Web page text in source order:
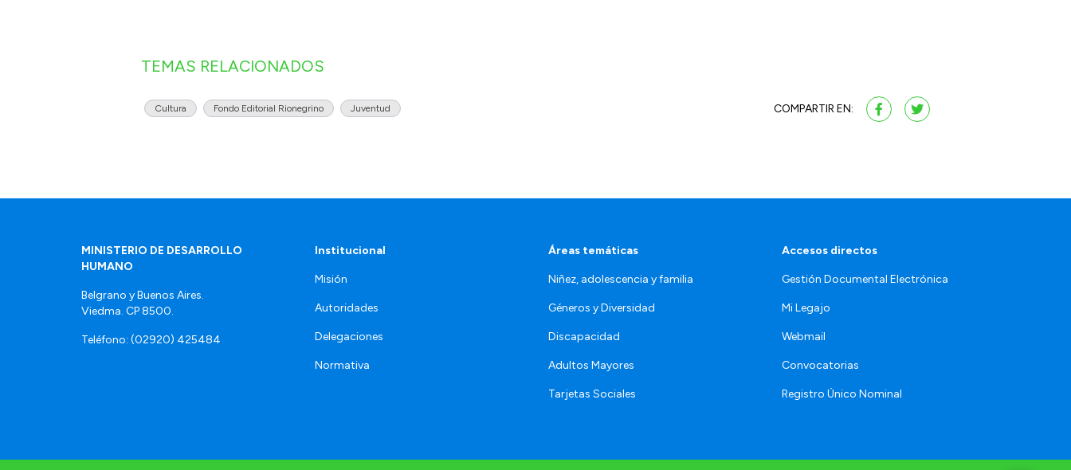
TEMAS RELACIONADOS
Cultura Fondo Editorial Rionegrino Juventud COMPARTIR EN:
MINISTERIO DE DESARROLLO
HUMANO
Belgrano y Buenos Aires.
Viedma. CP 8500.
Teléfono: (02920) 425484
Institucional
Misión
Autoridades
Delegaciones
Normativa
Áreas temáticas
Niñez, adolescencia y familia
Géneros y Diversidad
Discapacidad
Adultos Mayores
Tarjetas Sociales
Accesos directos
Gestión Documental Electrónica
Mi Legajo
Webmail
Convocatorias
Registro Único Nominal